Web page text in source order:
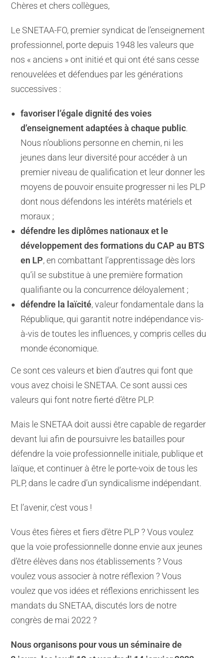
Chères et chers collègues,
Le SNETAA-FO, premier syndicat de l’enseignement
professionnel, porte depuis 1948 les valeurs que
nos « anciens » ont initié et qui ont été sans cesse
renouvelées et défendues par les générations
successives :
favoriser l’égale dignité des voies
d’enseignement adaptées à chaque public.
Nous n’oublions personne en chemin, ni les
jeunes dans leur diversité pour accéder à un
premier niveau de qualification et leur donner les
moyens de pouvoir ensuite progresser ni les PLP
dont nous défendons les intérêts matériels et
moraux ;
défendre les diplômes nationaux et le
développement des formations du CAP au BTS
en LP, en combattant l’apprentissage dès lors
qu’il se substitue à une première formation
qualifiante ou la concurrence déloyalement ;
défendre la laïcité, valeur fondamentale dans la
République, qui garantit notre indépendance vis-
à-vis de toutes les influences, y compris celles du
monde économique.
Ce sont ces valeurs et bien d’autres qui font que
vous avez choisi le SNETAA. Ce sont aussi ces
valeurs qui font notre fierté d’être PLP.
Mais le SNETAA doit aussi être capable de regarder
devant lui afin de poursuivre les batailles pour
défendre la voie professionnelle initiale, publique et
laïque, et continuer à être le porte-voix de tous les
PLP, dans le cadre d’un syndicalisme indépendant.
Et l’avenir, c’est vous !
Vous êtes fières et fiers d’être PLP ? Vous voulez
que la voie professionnelle donne envie aux jeunes
d’être élèves dans nos établissements ? Vous
voulez vous associer à notre réflexion ? Vous
voulez que vos idées et réflexions enrichissent les
mandats du SNETAA, discutés lors de notre
congrès de mai 2022 ?
Nous organisons pour vous unséminaire de